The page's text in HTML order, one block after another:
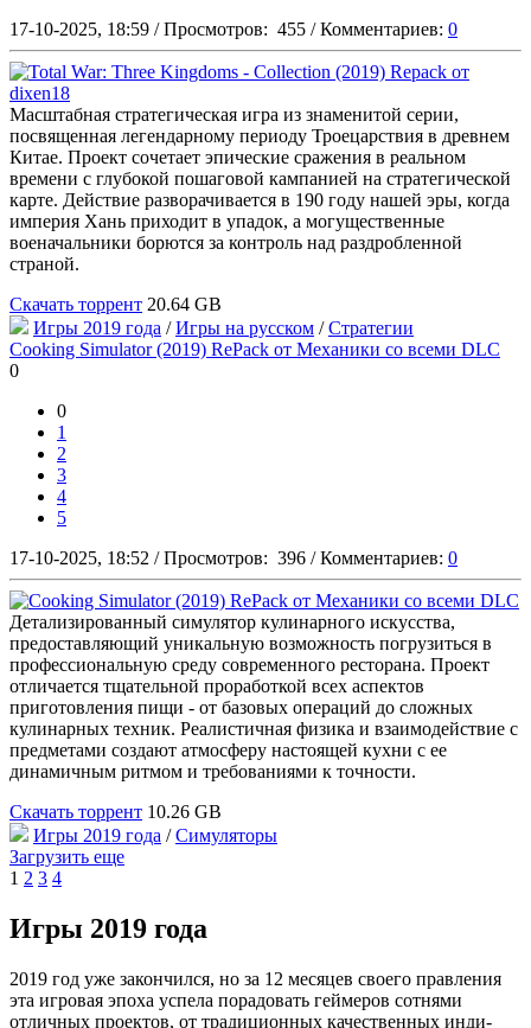
17-10-2025, 18:59 / Просмотров: 455 / Комментариев: 0
Масштабная стратегическая игра из знаменитой серии,
посвященная легендарному периоду Троецарствия в древнем
Китае. Проект сочетает эпические сражения в реальном
времени с глубокой пошаговой кампанией на стратегической
карте. Действие разворачивается в 190 году нашей эры, когда
империя Хань приходит в упадок, а могущественные
военачальники борются за контроль над раздробленной
страной.
Скачать торрент 20.64 GB
Игры 2019 года /Игры на русском /Стратегии
Cooking Simulator (2019) RePack от Механики со всеми DLC
0
0
1
2
3
4
5
17-10-2025, 18:52 / Просмотров: 396 / Комментариев: 0
Детализированный симулятор кулинарного искусства,
предоставляющий уникальную возможность погрузиться в
профессиональную среду современного ресторана. Проект
отличается тщательной проработкой всех аспектов
приготовления пищи - от базовых операций до сложных
кулинарных техник. Реалистичная физика и взаимодействие с
предметами создают атмосферу настоящей кухни с ее
динамичным ритмом и требованиями к точности.
Скачать торрент 10.26 GB
Игры 2019 года /Симуляторы
Загрузить еще
1 2 3 4
Игры 2019 года
2019 год уже закончился, но за 12 месяцев своего правления
эта игровая эпоха успела порадовать геймеров сотнями
отличных проектов, от традиционных качественных инди-